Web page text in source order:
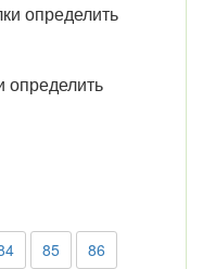
определить
85 86